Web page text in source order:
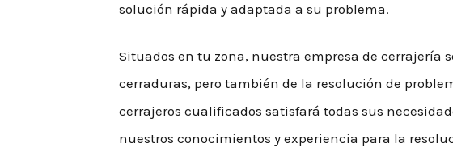
solución rápida y adaptada a su problema.
Situados en tu zona, nuestra empresa de cerrajería
cerraduras, pero también de la resolución de
cerrajeros cualificados satisfará todas sus
nuestros conocimientos y experiencia para la